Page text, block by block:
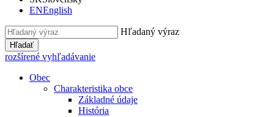
ENEnglish
Hľadaný výraz
Hľadať
rozšírené vyhľadávanie
Obec
Charakteristika obce
Základné údaje
História